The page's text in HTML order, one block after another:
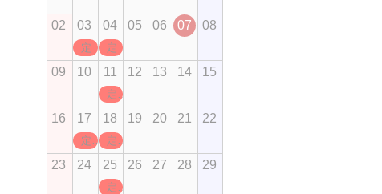
02 03
定休日
04
定休日
05 06 07 08
09 10 11
定休日
12 13 14 15
16 17
定休日
18
定休日
19 20 21 22
23 24 25
定休日
26 27 28 29